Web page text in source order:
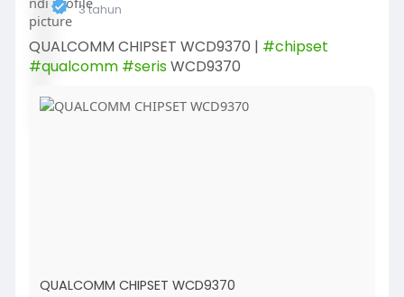
3 tahun
QUALCOMM CHIPSET WCD9370 | #chipset
#qualcomm #serisWCD9370
QUALCOMM CHIPSET WCD9370